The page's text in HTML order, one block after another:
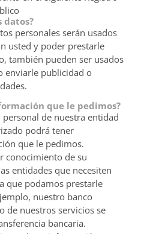
datos?
personales serán usados
usted y poder prestarle
también pueden ser usados
enviarle publicidad o
que le pedimos?
de nuestra entidad
podrá tener
que le pedimos.
conocimiento de su
entidades que necesiten
que podamos prestarle
nuestro banco
de nuestros servicios se
bancaria.